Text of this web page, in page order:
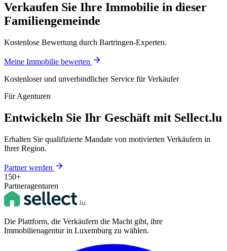
Verkaufen Sie Ihre Immobilie in dieser
Familiengemeinde
Kostenlose Bewertung durch Bartringen-Experten.
Meine Immobilie bewerten
Kostenloser und unverbindlicher Service für Verkäufer
Für Agenturen
Entwickeln Sie Ihr Geschäft mit Sellect.lu
Erhalten Sie qualifizierte Mandate von motivierten Verkäufern in
Ihrer Region.
Partner werden
150+
Partneragenturen
Die Plattform, die Verkäufern die Macht gibt, ihre
Immobilienagentur in Luxemburg zu wählen.